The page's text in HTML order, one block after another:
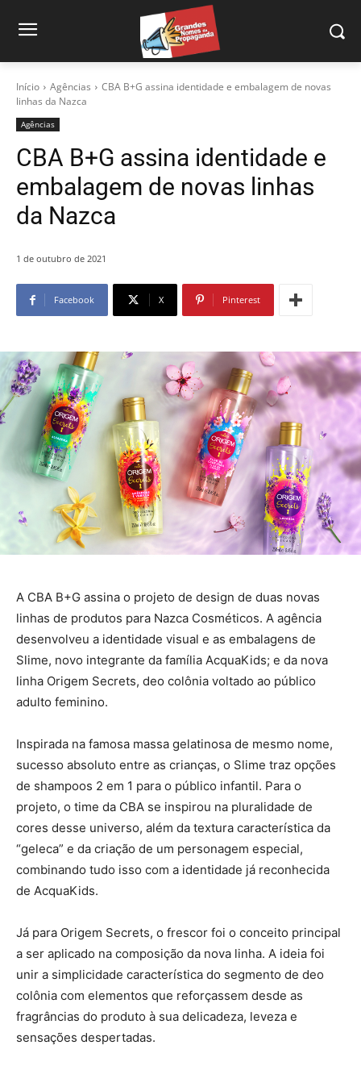
Início Agências
CBA B+G assina identidade e embalagem de novas
linhas da Nazca
Agências
CBA B+G assina identidade e
embalagem de novas linhas
da Nazca
1 de outubro de 2021
Facebook X Pinterest
A CBA B+G assina o projeto de design de duas novas
linhas de produtos para Nazca Cosméticos. A agência
desenvolveu a identidade visual e as embalagens de
Slime, novo integrante da família AcquaKids; e da nova
linha Origem Secrets, deo colônia voltado ao público
adulto feminino.
Inspirada na famosa massa gelatinosa de mesmo nome,
sucesso absoluto entre as crianças, o Slime traz opções
de shampoos 2 em 1 para o público infantil. Para o
projeto, o time da CBA se inspirou na pluralidade de
cores desse universo, além da textura característica da
“geleca” e da criação de um personagem especial,
combinando tudo isso com a identidade já reconhecida
de AcquaKids.
Já para Origem Secrets, o frescor foi o conceito principal
a ser aplicado na composição da nova linha. A ideia foi
unir a simplicidade característica do segmento de deo
colônia com elementos que reforçassem desde as
fragrâncias do produto à sua delicadeza, leveza e
sensações despertadas.